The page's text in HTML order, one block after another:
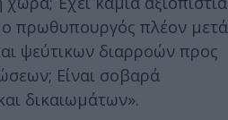
πρωθυπουργός πλέον μετά
ψεύτικων διαρροών προς
Είναι σοβαρά
δικαιωμάτων».